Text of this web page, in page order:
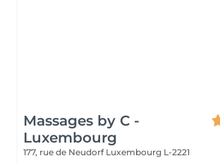
Massages by C -
Luxembourg
177, rue de Neudorf Luxembourg L-2221